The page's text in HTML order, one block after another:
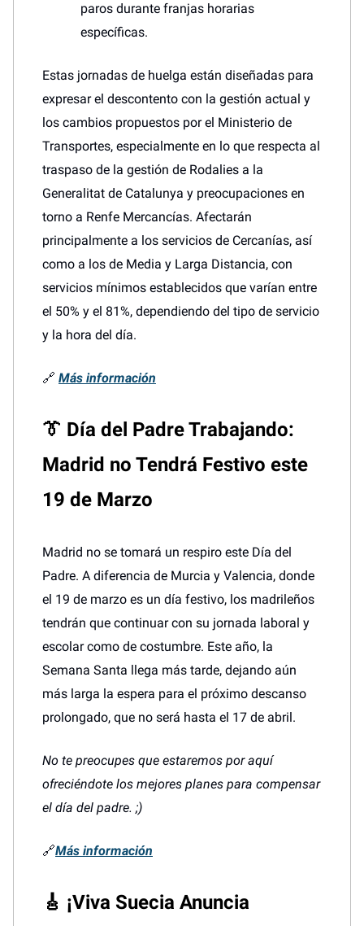
paros durante franjas horarias
específicas.
Estas jornadas de huelga están diseñadas para
expresar el descontento con la gestión actual y
los cambios propuestos por el Ministerio de
Transportes, especialmente en lo que respecta al
traspaso de la gestión de Rodalies a la
Generalitat de Catalunya y preocupaciones en
torno a Renfe Mercancías. Afectarán
principalmente a los servicios de Cercanías, así
como a los de Media y Larga Distancia, con
servicios mínimos establecidos que varían entre
el 50% y el 81%, dependiendo del tipo de servicio
y la hora del día.
🔗 Más información
👔 Día del Padre Trabajando:
Madrid no Tendrá Festivo este
19 de Marzo
Madrid no se tomará un respiro este Día del
Padre. A diferencia de Murcia y Valencia, donde
el 19 de marzo es un día festivo, los madrileños
tendrán que continuar con su jornada laboral y
escolar como de costumbre. Este año, la
Semana Santa llega más tarde, dejando aún
más larga la espera para el próximo descanso
prolongado, que no será hasta el 17 de abril.
No te preocupes que estaremos por aquí
ofreciéndote los mejores planes para compensar
el día del padre. ;)
🔗Más información
🎸 ¡Viva Suecia Anuncia